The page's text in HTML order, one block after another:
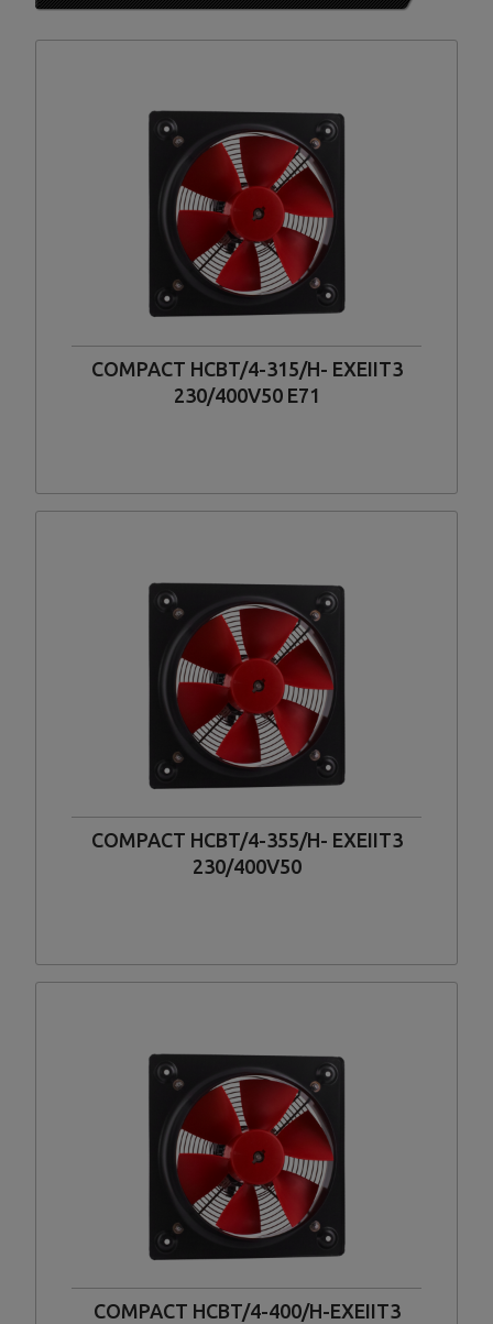
COMPACT HCBT/4-315/H- EXEIIT3
230/400V50 E71
COMPACT HCBT/4-355/H- EXEIIT3
230/400V50
COMPACT HCBT/4-400/H-EXEIIT3